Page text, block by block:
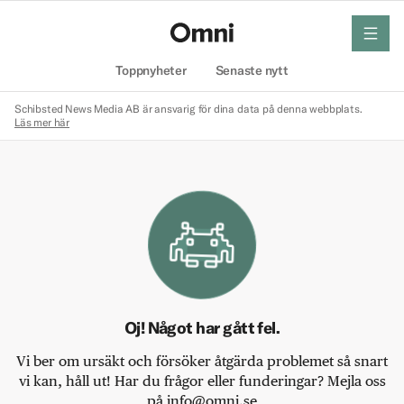
Toppnyheter Senaste nytt
meny
Schibsted News Media AB är ansvarig för dina data på denna webbplats.
Läs mer här
Oj! Något har gått fel.
Vi ber om ursäkt och försöker åtgärda problemet så snart
vi kan, håll ut! Har du frågor eller funderingar? Mejla oss